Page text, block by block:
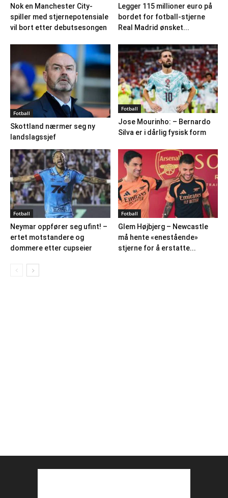
Nok en Manchester City-
spiller med stjernepotensiale
vil bort etter debutsesongen
Legger 115 millioner euro på
bordet for fotball-stjerne
Real Madrid ønsket...
Fotball
Skottland nærmer seg ny
landslagssjef
Fotball
Jose Mourinho: – Bernardo
Silva er i dårlig fysisk form
Fotball
Neymar oppfører seg ufint! –
ertet motstandere og
dommere etter cupseier
Fotball
Glem Højbjerg – Newcastle
må hente «enestående»
stjerne for å erstatte...